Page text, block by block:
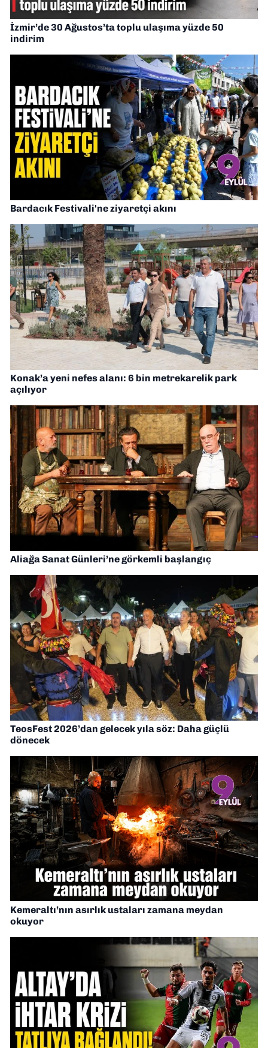
İzmir’de 30 Ağustos’ta toplu ulaşıma yüzde 50
indirim
Bardacık Festivali'ne ziyaretçi akını
Konak’a yeni nefes alanı: 6 bin metrekarelik park
açılıyor
Aliağa Sanat Günleri’ne görkemli başlangıç
TeosFest 2026’dan gelecek yıla söz: Daha güçlü
dönecek
Kemeraltı’nın asırlık ustaları zamana meydan
okuyor